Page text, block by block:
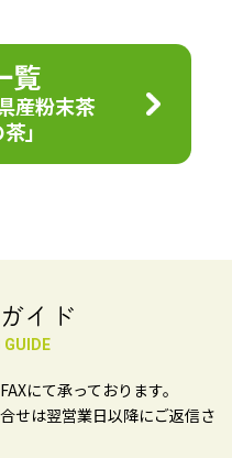
覧
産粉末茶
」
イド
にて承っております。
せは翌営業日以降にご返信さ